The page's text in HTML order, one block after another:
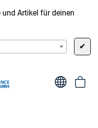
Artikel für deinen
✔